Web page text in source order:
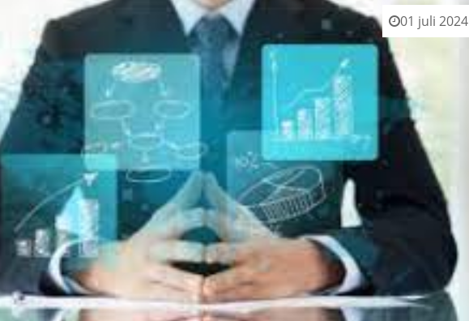
01 juli 2024